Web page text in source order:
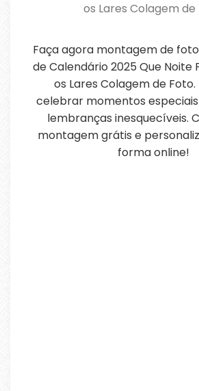
os Lares Colagem de
Faça agora montagem de
de Calendário 2025 Que Noite
os Lares Colagem de
celebrar momentos
lembranças inesquecíveis.
montagem grátis e
forma online!